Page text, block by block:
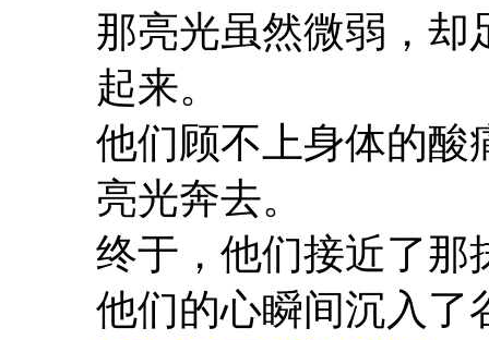
那亮光虽然微弱，却
起来。
他们顾不上身体的酸
亮光奔去。
终于，他们接近了那
他们的心瞬间沉入了